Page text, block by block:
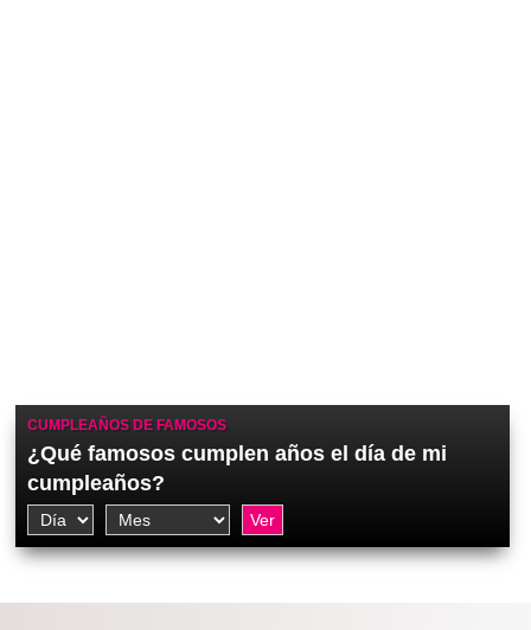
CUMPLEAÑOS DE FAMOSOS
¿Qué famosos cumplen años el día de mi
cumpleaños?